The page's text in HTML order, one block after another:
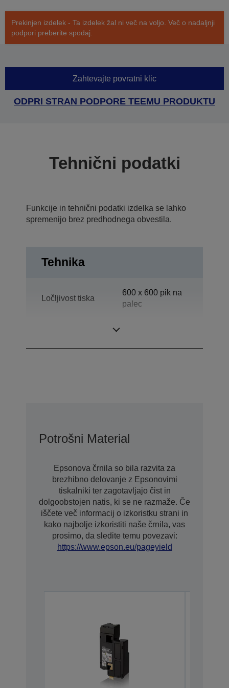
Prekinjen izdelek - Ta izdelek žal ni več na voljo. Več o nadaljnji
podpori preberite spodaj.
Zahtevajte povratni klic
ODPRI STRAN PODPORE TEEMU PRODUKTU
Tehnični podatki
Funkcije in tehnični podatki izdelka se lahko
spremenijo brez predhodnega obvestila.
Tehnika
Ločljivost tiska
600 x 600 pik na
palec
Potrošni Material
Epsonova črnila so bila razvita za
brezhibno delovanje z Epsonovimi
tiskalniki ter zagotavljajo čist in
dolgoobstojen natis, ki se ne razmaže. Če
iščete več informacij o izkoristku strani in
kako najbolje izkoristiti naše črnila, vas
prosimo, da sledite temu povezavi:
https://www.epson.eu/pageyield